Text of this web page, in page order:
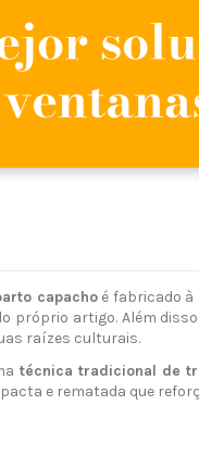
capachoé fabricado à
próprio artigo. Além
raízes culturais.
técnica tradicional de
e rematada que